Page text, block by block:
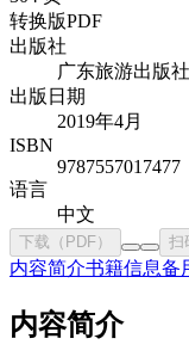
转换版PDF
出版社
广东旅游出版社
出版日期
2019年4月
ISBN
9787557017477
语言
中文
下载（PDF） 扫
内容简介书籍信息备
内容简介